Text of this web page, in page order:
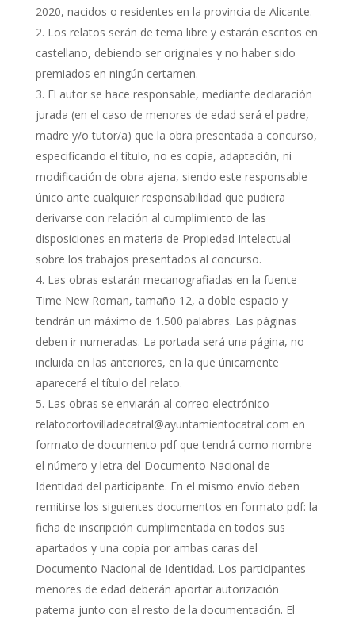
2020, nacidos o residentes en la provincia de Alicante.
Los relatos serán de tema libre y estarán escritos en
castellano, debiendo ser originales y no haber sido
premiados en ningún certamen.
El autor se hace responsable, mediante declaración
jurada (en el caso de menores de edad será el padre,
madre y/o tutor/a) que la obra presentada a concurso,
especificando el título, no es copia, adaptación, ni
modificación de obra ajena, siendo este responsable
único ante cualquier responsabilidad que pudiera
derivarse con relación al cumplimiento de las
disposiciones en materia de Propiedad Intelectual
sobre los trabajos presentados al concurso.
Las obras estarán mecanografiadas en la fuente
Time New Roman, tamaño 12, a doble espacio y
tendrán un máximo de 1.500 palabras. Las páginas
deben ir numeradas. La portada será una página, no
incluida en las anteriores, en la que únicamente
aparecerá el título del relato.
Las obras se enviarán al correo electrónico
relatocortovilladecatral@ayuntamientocatral.com en
formato de documento pdf que tendrá como nombre
el número y letra del Documento Nacional de
Identidad del participante. En el mismo envío deben
remitirse los siguientes documentos en formato pdf: la
ficha de inscripción cumplimentada en todos sus
apartados y una copia por ambas caras del
Documento Nacional de Identidad. Los participantes
menores de edad deberán aportar autorización
paterna junto con el resto de la documentación. El